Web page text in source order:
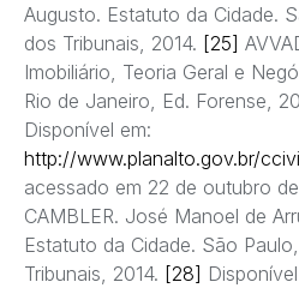
Augusto. Estatuto da Cidade.
dos Tribunais, 2014. [25]
Imobiliário, Teoria Geral e
Rio de Janeiro, Ed. Forense,
Disponível em:
http://www.planalto.gov.br/
acessado em 22 de outubro
CAMBLER. José Manoel de
Estatuto da Cidade. São
Tribunais, 2014. [28]